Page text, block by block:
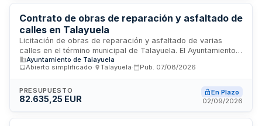
del responsable del contrato de conformidad con la
normativa de contratación pública.
Contrato de obras de reparación y asfaltado de
calles en Talayuela
Licitación de obras de reparación y asfaltado de varias
calles en el término municipal de Talayuela. El Ayuntamiento
de Talayuela convoca un procedimiento abierto simplificado
para la ejecución de trabajos de mejora de la infraestructura
de mejor relación calidad-precio, y la Mesa de Contratación
será responsable de valorar las ofertas presentadas.
Ayuntamiento de Talayuela
Abierto simplificado
Talayuela Pub. 07/08/2026
PRESUPUESTO
82.635,25 EUR
En Plazo
02/09/2026